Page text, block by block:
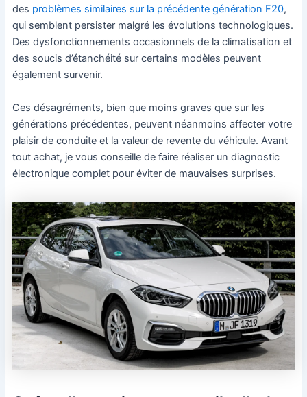
des problèmes similaires sur la précédente génération F20,
qui semblent persister malgré les évolutions technologiques.
Des dysfonctionnements occasionnels de la climatisation et
des soucis d’étanchéité sur certains modèles peuvent
également survenir.
Ces désagréments, bien que moins graves que sur les
générations précédentes, peuvent néanmoins affecter votre
plaisir de conduite et la valeur de revente du véhicule. Avant
tout achat, je vous conseille de faire réaliser un diagnostic
électronique complet pour éviter de mauvaises surprises.